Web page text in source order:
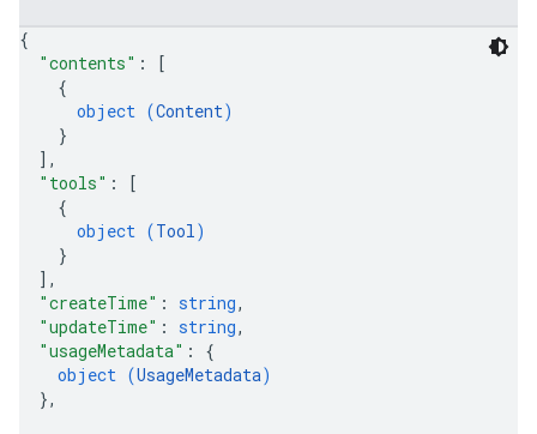
{
"contents" :
[
{
object (Content)
}
] ,
"tools" :
[
{
object (Tool)
}
] ,
"createTime" : string,
"updateTime" : string,
"usageMetadata" : {
object (UsageMetadata)
},